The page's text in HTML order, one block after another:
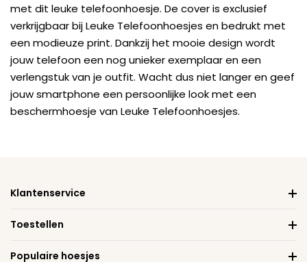
met dit leuke telefoonhoesje. De cover is exclusief
verkrijgbaar bij Leuke Telefoonhoesjes en bedrukt met
een modieuze print. Dankzij het mooie design wordt
jouw telefoon een nog unieker exemplaar en een
verlengstuk van je outfit. Wacht dus niet langer en geef
jouw smartphone een persoonlijke look met een
beschermhoesje van Leuke Telefoonhoesjes.
Klantenservice
Toestellen
Populaire hoesjes